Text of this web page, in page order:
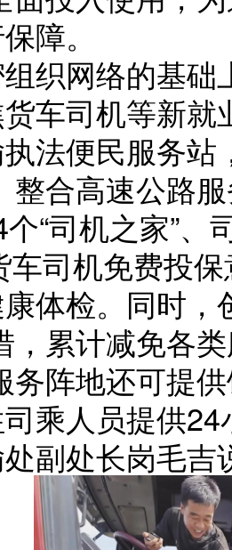
障。
网络的基础
车司机等新
法便民服务站
整合高速公路
“司机之家”
车司机免费投
体检。同时，
，累计减免各
阵地还可提供
乘人员提供
副处长岗毛吉